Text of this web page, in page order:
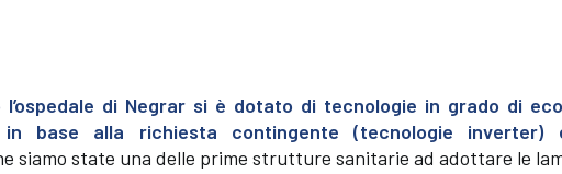
l’ospedale di Negrar si è dotato di tecnologie in grado di
base alla richiesta contingente (tecnologie
siamo state una delle prime strutture sanitarie ad adottare le